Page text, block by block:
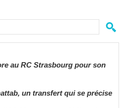
au RC Strasbourg pour son
un transfert qui se précise